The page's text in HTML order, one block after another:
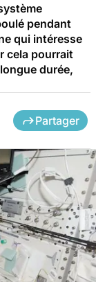
pendant
qui intéresse
cela pourrait
durée,
Partager